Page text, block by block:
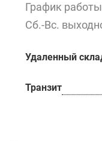
График
Сб.-Вс.
Удаленный
Транзит